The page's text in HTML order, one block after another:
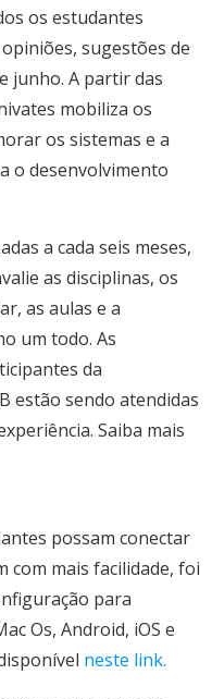
os estudantes
sugestões de
junho. A partir das
mobiliza os
os sistemas e a
o desenvolvimento
a cada seis meses,
as disciplinas, os
as aulas e a
um todo. As
da
estão sendo atendidas
Saiba mais
possam conectar
com mais facilidade, foi
para
Os, Android, iOS e
neste link.